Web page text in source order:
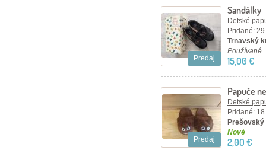
Predaj
Sandálky
Detské
Pridané:
Trnavský
Používané
15,00 €
Predaj
Papuče
Detské
Pridané:
Nové
2,00 €